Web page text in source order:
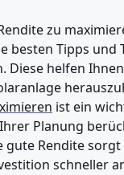
zu
besten Tipps und
Diese helfen
ist ein
Planung
gute Rendite sorgt
schneller